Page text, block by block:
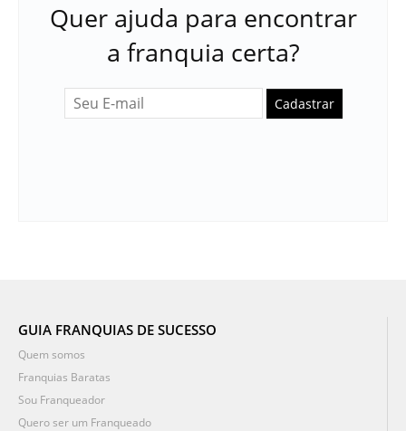
Quer ajuda para encontrar
a franquia certa?
Cadastrar
GUIA FRANQUIAS DE SUCESSO
Quem somos
Franquias Baratas
Sou Franqueador
Quero ser um Franqueado